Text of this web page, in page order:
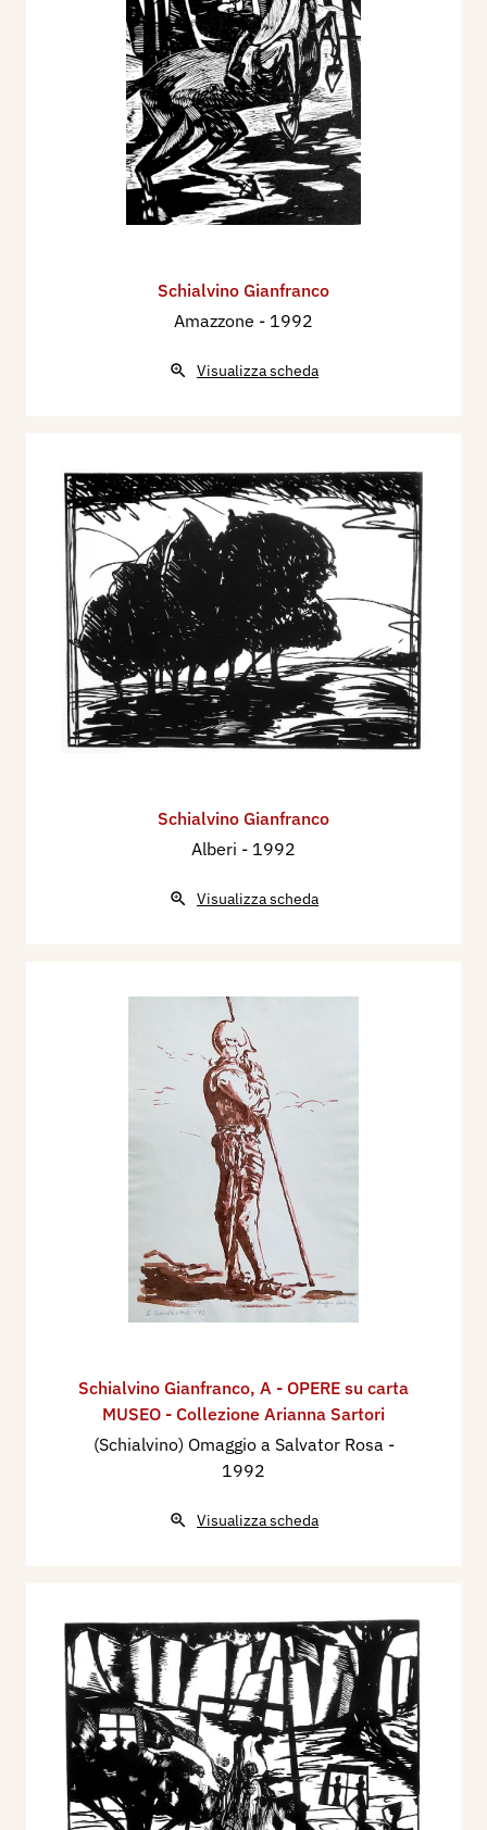
Schialvino ​Gianfranco
Amazzone - 1992
Visualizza scheda
Schialvino ​Gianfranco
Alberi - 1992
Visualizza scheda
Schialvino ​Gianfranco, A - OPERE su carta
MUSEO - Collezione Arianna Sartori
(Schialvino) Omaggio a Salvator Rosa -
1992
Visualizza scheda